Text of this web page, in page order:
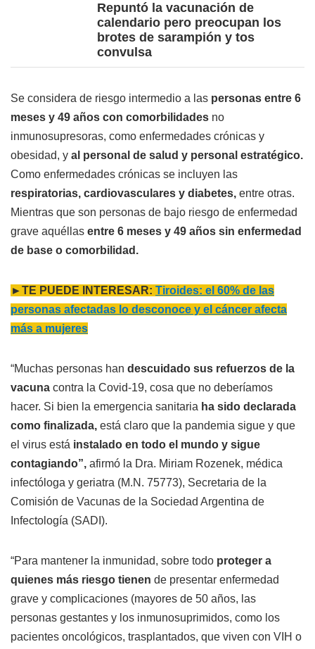
Repuntó la vacunación de
calendario pero preocupan los
brotes de sarampión y tos
convulsa
Se considera de riesgo intermedio a las personas entre 6
meses y 49 años con comorbilidades no
inmunosupresoras, como enfermedades crónicas y
obesidad, y al personal de salud y personal estratégico.
Como enfermedades crónicas se incluyen las
respiratorias, cardiovasculares y diabetes, entre otras.
Mientras que son personas de bajo riesgo de enfermedad
grave aquéllas entre 6 meses y 49 años sin enfermedad
de base o comorbilidad.
►TE PUEDE INTERESAR: Tiroides: el 60% de las
personas afectadas lo desconoce y el cáncer afecta
más a mujeres
“Muchas personas han descuidado sus refuerzos de la
vacuna contra la Covid-19, cosa que no deberíamos
hacer. Si bien la emergencia sanitaria ha sido declarada
como finalizada, está claro que la pandemia sigue y que
el virus está instalado en todo el mundo y sigue
contagiando”, afirmó la Dra. Miriam Rozenek, médica
infectóloga y geriatra (M.N. 75773), Secretaria de la
Comisión de Vacunas de la Sociedad Argentina de
Infectología (SADI).
“Para mantener la inmunidad, sobre todo proteger a
quienes más riesgo tienen de presentar enfermedad
grave y complicaciones (mayores de 50 años, las
personas gestantes y los inmunosuprimidos, como los
pacientes oncológicos, trasplantados, que viven con VIH o